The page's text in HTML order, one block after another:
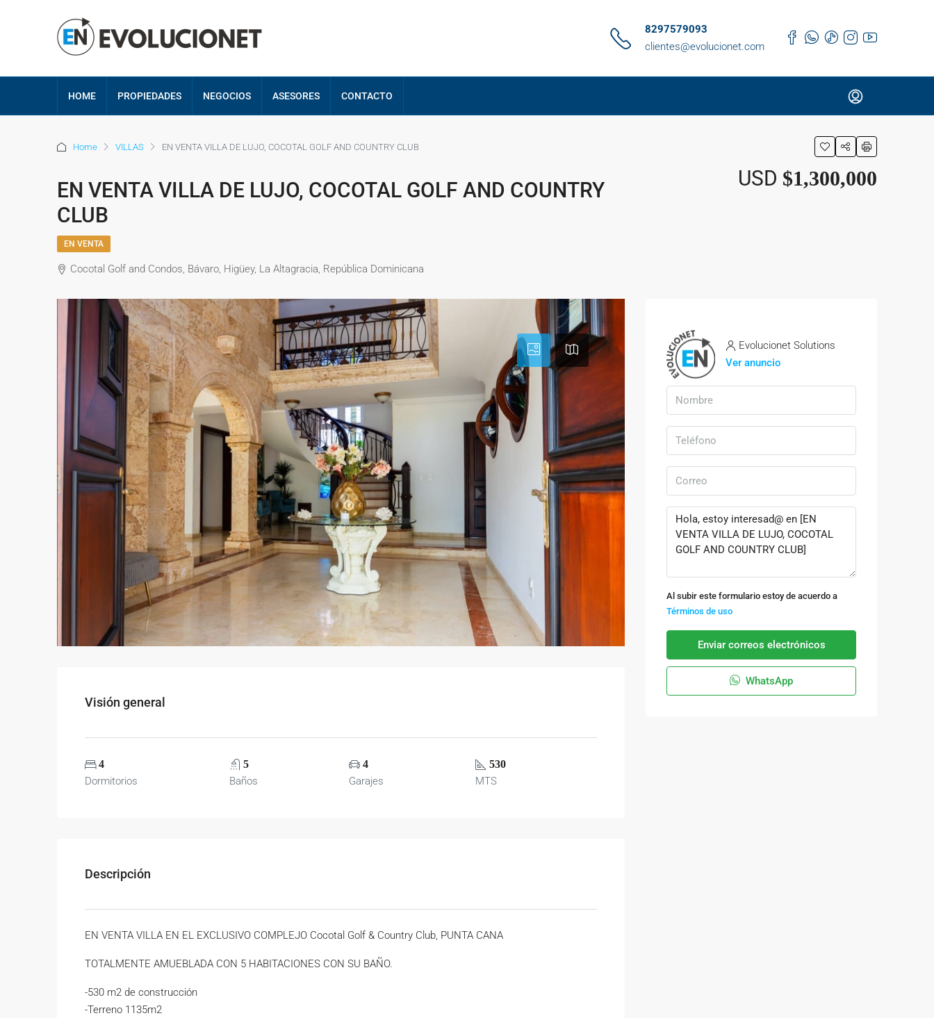
8297579093
clientes@evolucionet.com
HOME PROPIEDADES NEGOCIOS ASESORES CONTACTO
Home VILLAS EN VENTA VILLA DE LUJO, COCOTAL GOLF AND COUNTRY CLUB
EN VENTA VILLA DE LUJO, COCOTAL GOLF AND COUNTRY
CLUB
USD $1,300,000
EN VENTA
Cocotal Golf and Condos, Bávaro, Higüey, La Altagracia, República Dominicana
Visión general
4
Dormitorios
5
Baños
4
Garajes
530
MTS
Descripción
EN VENTA VILLA EN EL EXCLUSIVO COMPLEJO Cocotal Golf & Country Club, PUNTA CANA
TOTALMENTE AMUEBLADA CON 5 HABITACIONES CON SU BAÑO.
-530 m2 de construcción
-Terreno 1135m2
Evolucionet Solutions
Ver anuncio
Al subir este formulario estoy de acuerdo a
Términos de uso
Enviar correos electrónicos
WhatsApp